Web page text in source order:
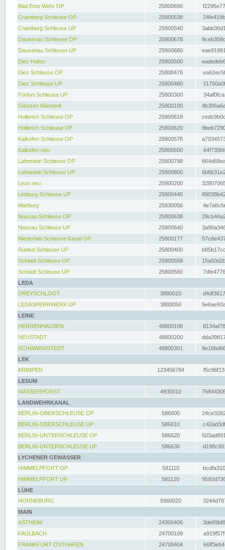
Bad Ems Wehr OP
25800690
Cramberg Schleuse OP
25800538
Cramberg Schleuse UP
25800540
Dausenau Schleuse OP
25800678
Dausenau Schleuse UP
25800680
Diez Hafen
25800500
Diez Schleuse OP
25800478
Diez Schleuse UP
25800480
Fürfurt Schleuse UP
25800300
Giessen Klärwerk
25800100
Hollerich Schleuse OP
25800618
Hollerich Schleuse UP
25800620
Kalkofen Schleuse OP
25800578
Kalkofen neu
25800600
Lahnstein Schleuse OP
25800798
Lahnstein Schleuse UP
25800800
Leun neu
25800200
Limburg Schleuse UP
25800440
Marburg
25830056
Nassau Schleuse OP
25800638
Nassau Schleuse UP
25800640
Niederbiel Schleuse Kanal OP
25800177
Runkel Schleuse UP
25800400
Scheidt Schleuse OP
25800558
Scheidt Schleuse UP
25800560
LEDA
DREYSCHLOOT
3880010
LEDASPERRWERK UP
3880050
LEINE
HERRENHAUSEN
48800108
NEUSTADT
48800200
SCHWARMSTEDT
48800301
LEK
KRIMPEN
123456784
LESUM
WASSERHORST
4930010
LANDWEHRKANAL
BERLIN-OBERSCHLEUSE OP
586600
BERLIN-OBERSCHLEUSE UP
586610
BERLIN-UNTERSCHLEUSE OP
586620
BERLIN-UNTERSCHLEUSE UP
586630
LYCHENER GEWÄSSER
HIMMELPFORT OP
581110
HIMMELPFORT UP
581120
LÜHE
HORNEBURG
5960020
MAIN
ASTHEIM
24300406
FAULBACH
24700109
FRANKFURT OSTHAFEN
24700404